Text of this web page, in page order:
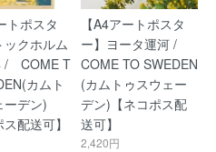
トポスタ
ックホルム
/ COME T
カムト
ーデン)
ス配送可】
【A4アートポスタ
ー】ヨータ運河 /
COME TO SWEDEN
(カムトゥスウェー
デン)【ネコポス配
送可】
2,420円